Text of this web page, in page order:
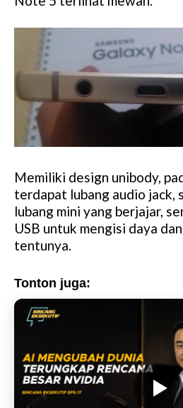
Memiliki design unibody,
terdapat lubang audio jack,
lubang mini yang berjajar,
USB untuk mengisi daya
tentunya.
Tonton juga: